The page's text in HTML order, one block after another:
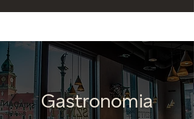
Gastronomia